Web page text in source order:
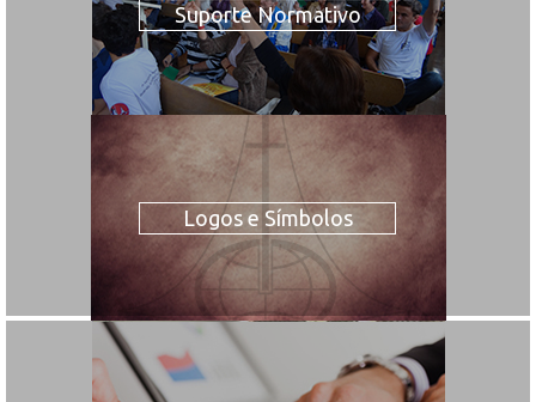
Suporte Normativo
Logos e Símbolos